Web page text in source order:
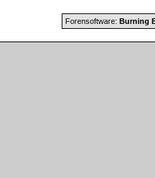
Forensoftware: Burning